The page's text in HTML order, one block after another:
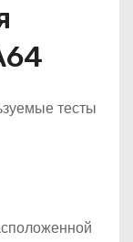
тесты